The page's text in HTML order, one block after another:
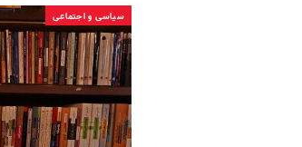
سیاسی و اجتماعی